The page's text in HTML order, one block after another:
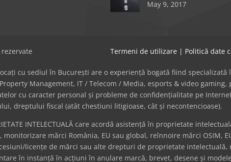
May 9, 2017
Termeni de utilizare | Politică date
avocați cu sediul în București are o experiență bogată fiind
Management, IT / Telecom / Media, esports & video
cu caracter personal și probleme de confidențialitate pe
dreptului fiscal (atât chestiuni litigioase, cât și necontencioase).
INTELECTUALĂ care acordă asistență în proprietate
monitorizare mărci România, EU sau global, reînnoire mărci OSIM,
licențe de mărci sau alte drepturi de proprietate intelectuală,
în instanță în acțiuni în anulare marcă, brevet, desene și